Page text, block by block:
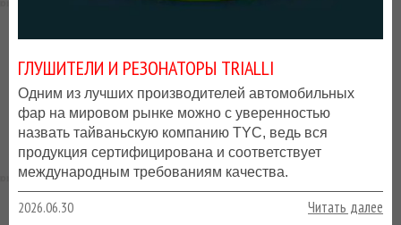
ГЛУШИТЕЛИ И РЕЗОНАТОРЫ TRIALLI
Одним из лучших производителей автомобильных
фар на мировом рынке можно с уверенностью
назвать тайваньскую компанию TYC, ведь вся
продукция сертифицирована и соответствует
международным требованиям качества.
2026.06.30 Читать далее